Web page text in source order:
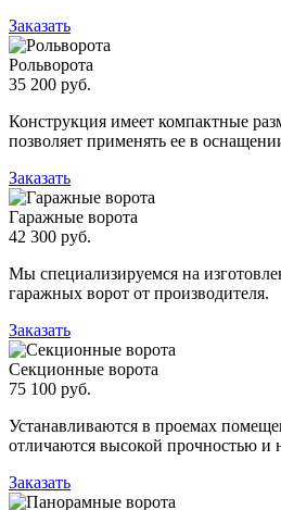
Заказать
Рольворота
35 200 руб.
Конструкция имеет компактные
позволяет применять ее в
Заказать
Гаражные ворота
42 300 руб.
Мы специализируемся на
гаражных ворот от производителя.
Заказать
Секционные ворота
75 100 руб.
Устанавливаются в проемах
отличаются высокой прочностью и
Заказать